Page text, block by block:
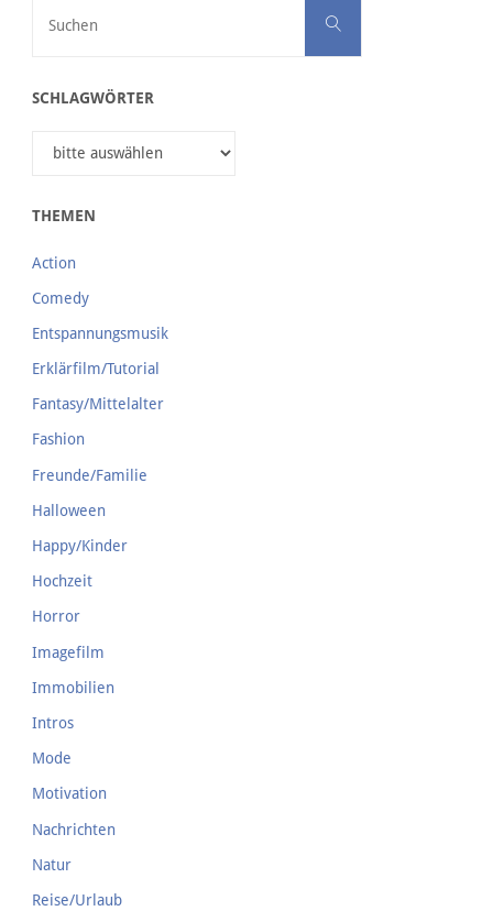
Suchen
SCHLAGWÖRTER
THEMEN
Action
Comedy
Entspannungsmusik
Erklärfilm/Tutorial
Fantasy/Mittelalter
Fashion
Freunde/Familie
Halloween
Happy/Kinder
Hochzeit
Horror
Imagefilm
Immobilien
Intros
Mode
Motivation
Nachrichten
Natur
Reise/Urlaub